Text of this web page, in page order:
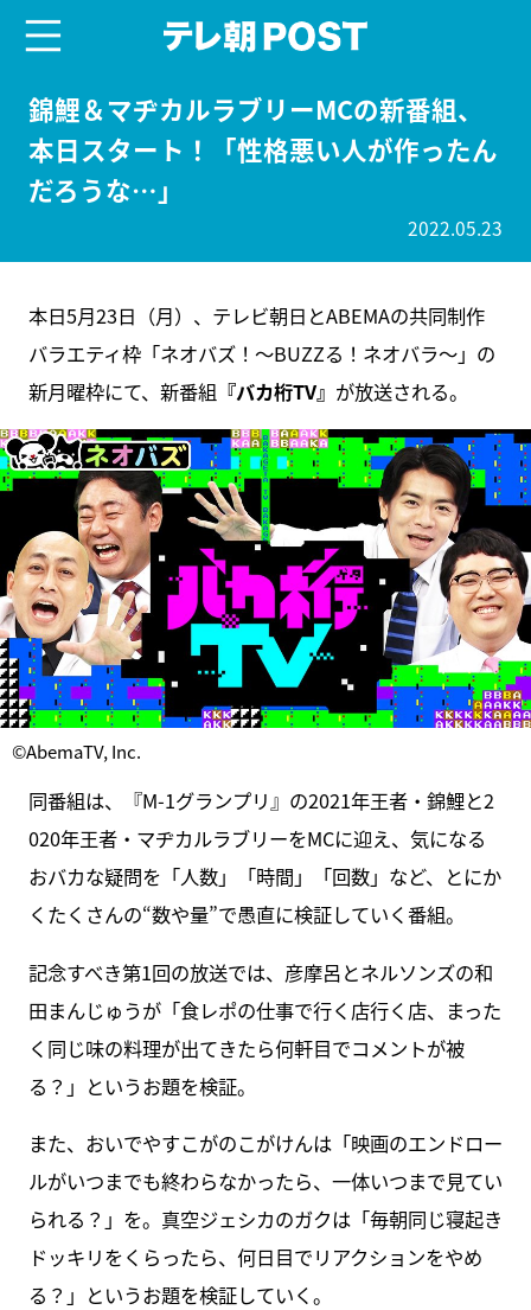
錦鯉＆マヂカルラブリーMCの新番組、
本日スタート！「性格悪い人が作ったん
だろうな…」
2022.05.23
本日5月23日（月）、テレビ朝日とABEMAの共同制作
バラエティ枠「ネオバズ！～BUZZる！ネオバラ～」の
新月曜枠にて、新番組 『バカ桁TV』 が放送される。
©AbemaTV, Inc.
同番組は、『M-1グランプリ』の2021年王者・錦鯉と2
020年王者・マヂカルラブリーをMCに迎え、気になる
おバカな疑問を「人数」「時間」「回数」など、とにか
くたくさんの“数や量”で愚直に検証していく番組。
記念すべき第1回の放送では、彦摩呂とネルソンズの和
田まんじゅうが「食レポの仕事で行く店行く店、まった
く同じ味の料理が出てきたら何軒目でコメントが被
る？」というお題を検証。
また、おいでやすこがのこがけんは「映画のエンドロー
ルがいつまでも終わらなかったら、一体いつまで見てい
られる？」を。真空ジェシカのガクは「毎朝同じ寝起き
ドッキリをくらったら、何日目でリアクションをやめ
る？」というお題を検証していく。